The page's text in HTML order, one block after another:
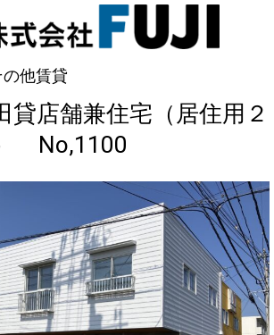
の他賃貸
店舗兼住宅（居住用２
No,1100